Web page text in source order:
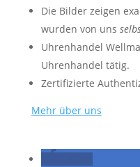
Die Bilder zeigen
wurden von uns
Uhrenhandel
Uhrenhandel tätig.
Zertifizierte
Mehr über uns